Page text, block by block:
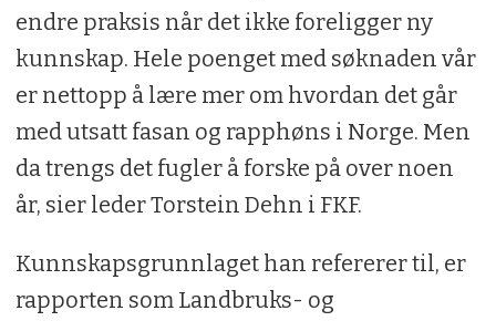
endre praksis når det ikke foreligger ny
kunnskap. Hele poenget med søknaden vår
er nettopp å lære mer om hvordan det går
med utsatt fasan og rapphøns i Norge. Men
da trengs det fugler å forske på over noen
år, sier leder Torstein Dehn i FKF.
Kunnskapsgrunnlaget han refererer til, er
rapporten som Landbruks- og